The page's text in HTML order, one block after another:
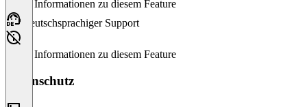
Keine Informationen zu diesem Feature
Deutschsprachiger Support
Keine Informationen zu diesem Feature
Datenschutz